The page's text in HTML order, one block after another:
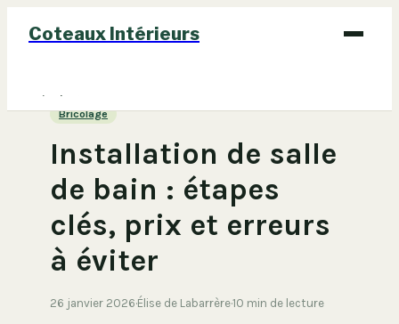
Coteaux Intérieurs
Bricolage
Bricolage
Installation de salle
de bain : étapes
clés, prix et erreurs
à éviter
26 janvier 2026·Élise de Labarrère·10 min de lecture